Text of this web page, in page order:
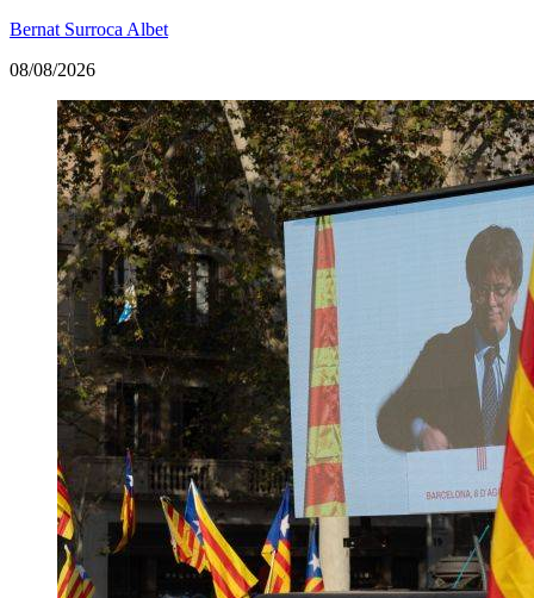
Bernat Surroca Albet
08/08/2026